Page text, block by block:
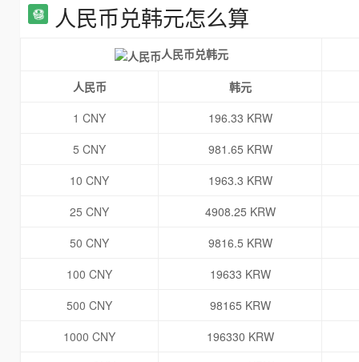
人民币兑韩元怎么算
人民币兑韩元
人民币
韩元
1 CNY
196.33 KRW
5 CNY
981.65 KRW
10 CNY
1963.3 KRW
25 CNY
4908.25 KRW
50 CNY
9816.5 KRW
100 CNY
19633 KRW
500 CNY
98165 KRW
1000 CNY
196330 KRW